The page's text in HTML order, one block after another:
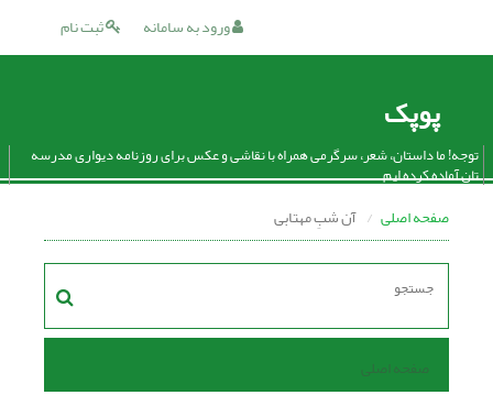
ثبت نام ورود به سامانه
پوپک
توجه! ما داستان، شعر، سرگرمی همراه با نقاشی و عکس برای روزنامه دیواری مدرسه
تان آماده کرده ایم.
صفحه اصلی آن شبِ مهتابی
صفحه اصلی